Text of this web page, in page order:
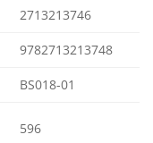
2713213746
9782713213748
BS018-01
596